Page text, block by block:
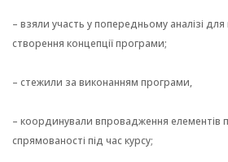
– взяли участь у попередньому аналізі
створення концепції програми;
– стежили за виконанням програми,
– координували впровадження елементів
спрямованості під час курсу;